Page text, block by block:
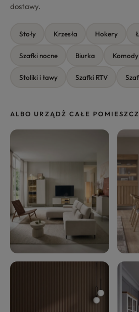
dostawy.
Stoły Krzesła Hokery
Szafki nocne Biurka Komody
Stoliki i ławy Szafki RTV
ALBO URZĄDŹ CAŁE
Salon